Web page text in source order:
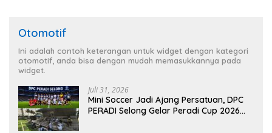
Otomotif
Ini adalah contoh keterangan untuk widget dengan kategori
otomotif, anda bisa dengan mudah memasukkannya pada
widget.
Juli 31, 2026
Mini Soccer Jadi Ajang Persatuan, DPC
PERADI Selong Gelar Peradi Cup 2026